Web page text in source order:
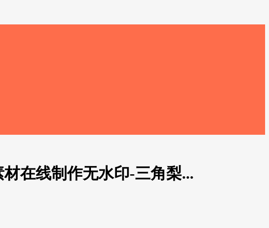
在线制作无水印-三角梨...